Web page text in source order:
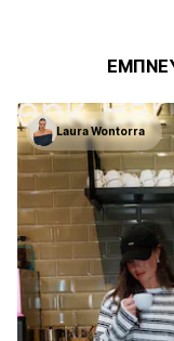
Laura Wontorra